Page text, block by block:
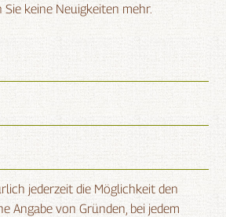
Sie keine Neuigkeiten mehr.
jederzeit die Möglichkeit den
Angabe von Gründen, bei jedem